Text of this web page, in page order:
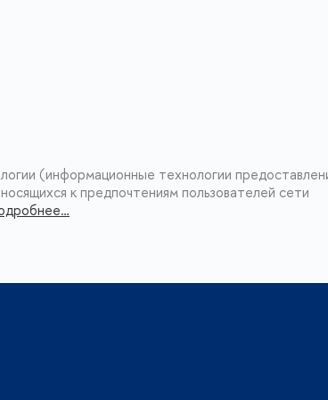
(информационные технологии
к предпочтениям пользователей сети